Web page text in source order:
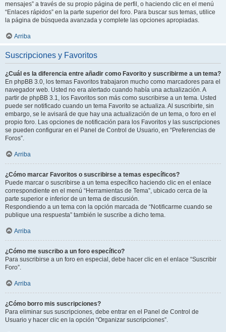
mensajes” a través de su propio página de perfil, o haciendo clic en el menú
“Enlaces rápidos” en la parte superior del foro. Para buscar sus temas, utilice
la página de búsqueda avanzada y complete las opciones apropiadas.
Arriba
Suscripciones y Favoritos
¿Cuál es la diferencia entre añadir como Favorito y suscribirme a un tema?
En phpBB 3.0, los temas Favoritos trabajaron mucho como marcadores para el
navegador web. Usted no era alertado cuando había una actualización. A
partir de phpBB 3.1, los Favoritos son más como suscribirse a un tema. Usted
puede ser notificado cuando un tema Favorito se actualiza. Al suscribirte, sin
embargo, se le avisará de que hay una actualización de un tema, o foro en el
propio foro. Las opciones de notificación para los Favoritos y las suscripciones
se pueden configurar en el Panel de Control de Usuario, en “Preferencias de
Foros”.
Arriba
¿Cómo marcar Favoritos o suscribirse a temas específicos?
Puede marcar o suscribirse a un tema específico haciendo clic en el enlace
correspondiente en el menú “Herramientas de Tema”, ubicado cerca de la
parte superior e inferior de un tema de discusión.
Respondiendo a un tema con la opción marcada de “Notificarme cuando se
publique una respuesta” también le suscribe a dicho tema.
Arriba
¿Cómo me suscribo a un foro específico?
Para suscribirse a un foro en especial, debe hacer clic en el enlace “Suscribir
Foro”.
Arriba
¿Cómo borro mis suscripciones?
Para eliminar sus suscripciones, debe entrar en el Panel de Control de
Usuario y hacer clic en la opción “Organizar suscripciones”.